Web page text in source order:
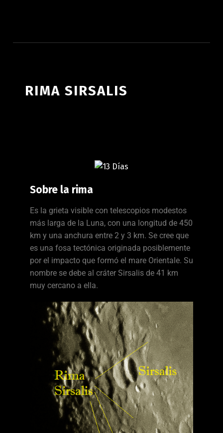
RIMA SIRSALIS
Sobre la rima
Es la grieta visible con telescopios modestos
más larga de la Luna, con una longitud de 450
km y una anchura entre 2 y 3 km. Se cree que
es una fosa tectónica originada posiblemente
por el impacto que formó el mare Orientale. Su
nombre se debe al cráter Sirsalis de 41 km
muy cercano a ella.